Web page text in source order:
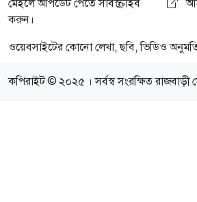
করুন।
ওয়েবসাইটের কোনো লেখা, ছবি, ভিডিও
কপিরাইট © ২০২৫ । সর্বস্ব সংরক্ষিত রাজবাড়ী